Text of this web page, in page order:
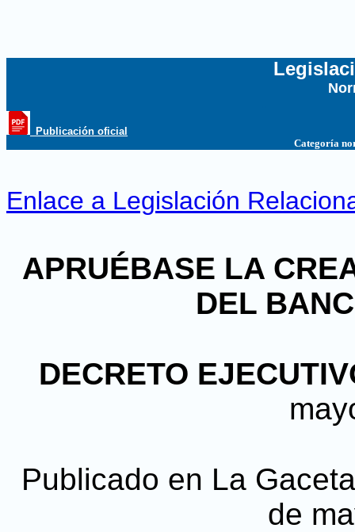
_Publicación oficial
Categoría
Enlace a Legislación
APRUÉBASE LA
DEL
DECRETO
Publicado en La
de